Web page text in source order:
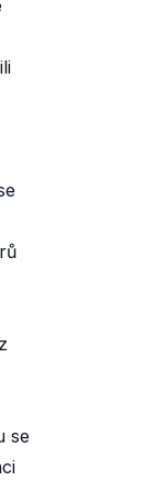
se